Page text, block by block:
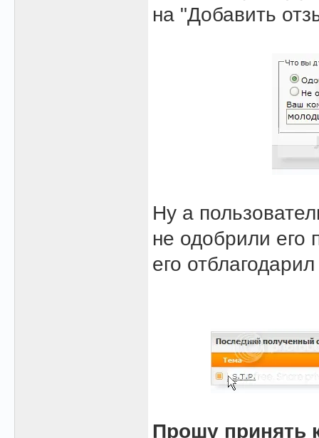
на "Добавить
Ну а
не одобрили его
его
Прошу принять